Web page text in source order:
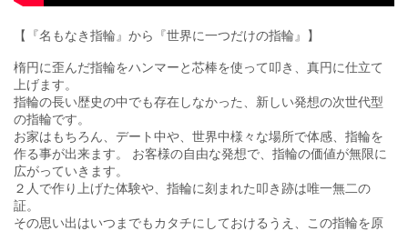
【『名もなき指輪』から『世界に一つだけの指輪』】
楕円に歪んだ指輪をハンマーと芯棒を使って叩き、真円に仕立て
上げます。
指輪の長い歴史の中でも存在しなかった、新しい発想の次世代型
の指輪です。
お家はもちろん、デート中や、世界中様々な場所で体感、指輪を
作る事が出来ます。 お客様の自由な発想で、指輪の価値が無限に
広がっていきます。
２人で作り上げた体験や、指輪に刻まれた叩き跡は唯一無二の
証。
その思い出はいつまでもカタチにしておけるうえ、この指輪を原